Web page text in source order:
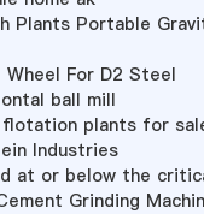
Plants Portable
For D2 Steel
ball mill
plants for
Industries
at or below the
Grinding